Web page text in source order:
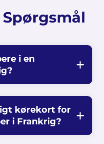
i en
kørekort for
i Frankrig?